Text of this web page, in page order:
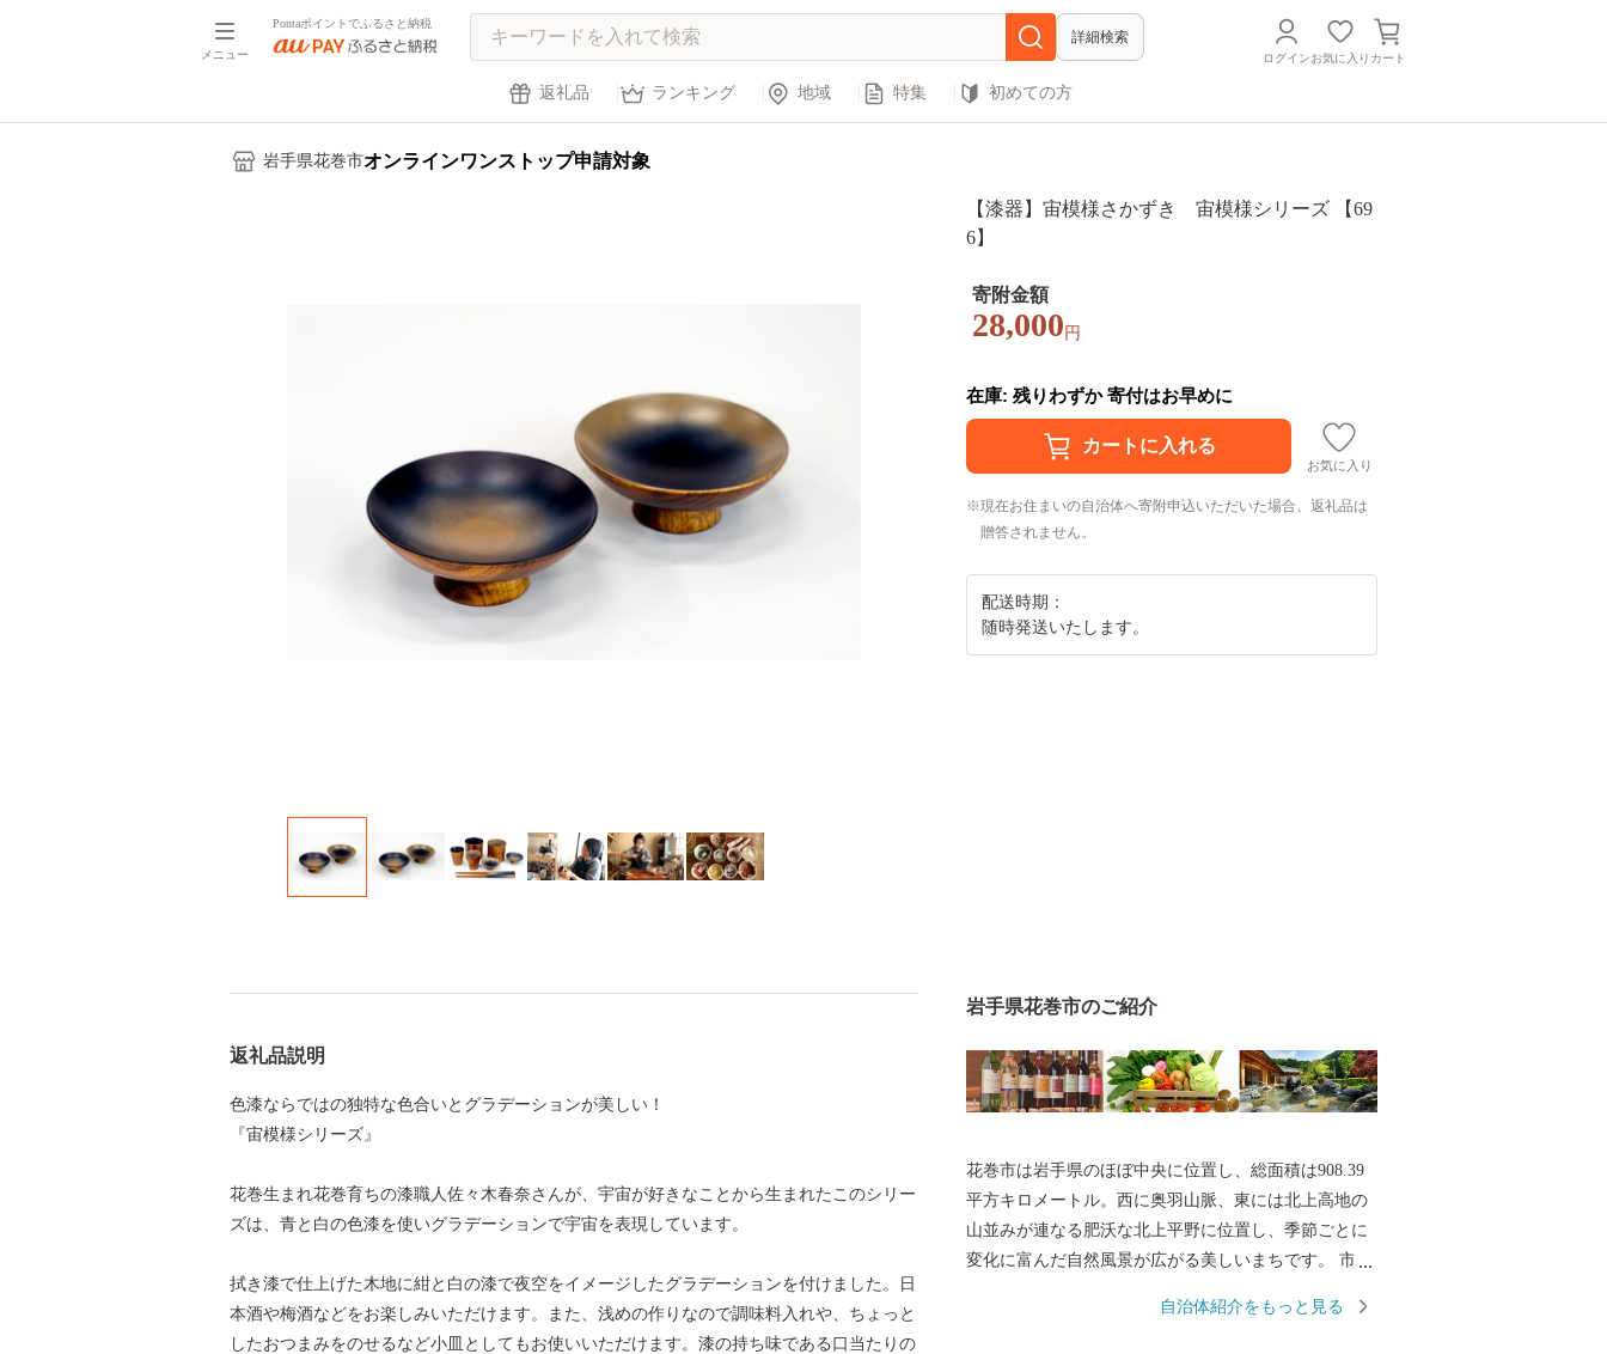
メニュー
Pontaポイントでふるさと納税
詳細検索
ログインお気に入り カート
返礼品 ランキング 地域 特集 初めての方
岩手県花巻市オンラインワンストップ申請対象
【漆器】宙模様さかずき 宙模様シリーズ 【69
6】
寄附金額
28,000 円
在庫: 残りわずか 寄付はお早めに
お気に入り
現在お住まいの自治体へ寄附申込いただいた場合、返礼品は
贈答されません。
配送時期：
随時発送いたします。
返礼品説明
色漆ならではの独特な色合いとグラデーションが美しい！
『宙模様シリーズ』
花巻生まれ花巻育ちの漆職人佐々木春奈さんが、宇宙が好きなことから生まれたこのシリー
ズは、青と白の色漆を使いグラデーションで宇宙を表現しています。
拭き漆で仕上げた木地に紺と白の漆で夜空をイメージしたグラデーションを付けました。日
本酒や梅酒などをお楽しみいただけます。また、浅めの作りなので調味料入れや、ちょっと
したおつまみをのせるなど小皿としてもお使いいただけます。漆の持ち味である口当たりの
岩手県花巻市のご紹介
花巻市は岩手県のほぼ中央に位置し、総面積は908.39
平方キロメートル。西に奥羽山脈、東には北上高地の
山並みが連なる肥沃な北上平野に位置し、季節ごとに
変化に富んだ自然風景が広がる美しいまちです。 市の
があります。周辺は県立自然公園に指定され、立ちの
自治体紹介をもっと見る